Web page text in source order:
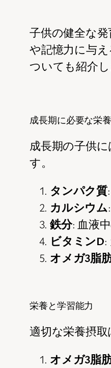
子供の健全な
や記憶力に与
ついても紹介
成長期に必要な栄
成長期の子供
す。
タンパク質
カルシウム
鉄分: 血液
ビタミンD:
オメガ3脂
栄養と学習能力
適切な栄養摂
オメガ3脂